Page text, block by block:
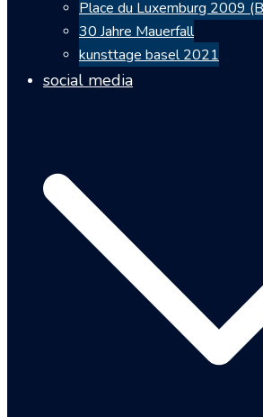
Place du Luxemburg 2009
30 Jahre Mauerfall
kunsttage basel 2021
social media